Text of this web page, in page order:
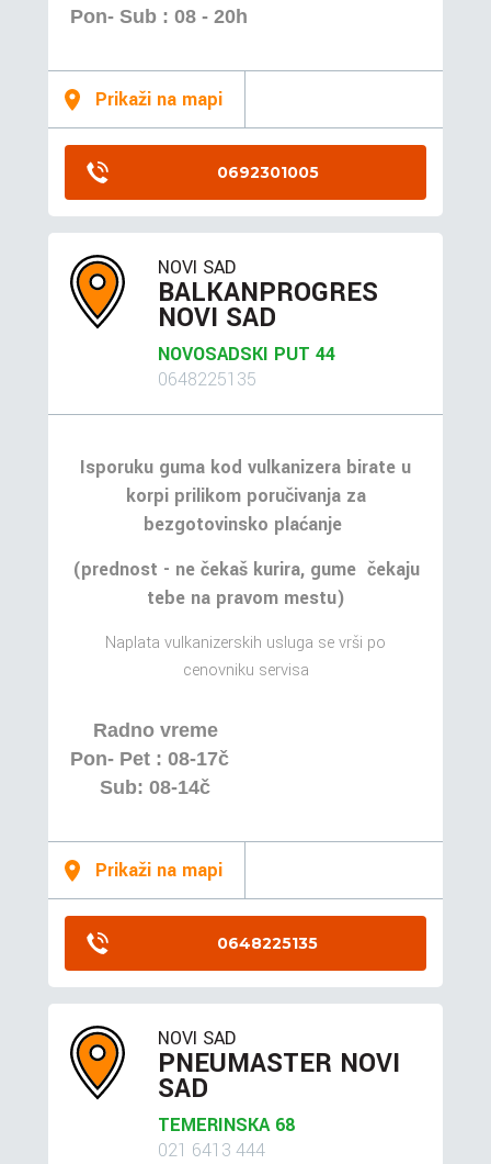
Pon- Sub : 08 - 20h
Prikaži na mapi
0692301005
NOVI SAD
BALKANPROGRES
NOVI SAD
NOVOSADSKI PUT 44
0648225135
Isporuku guma kod vulkanizera birate u
korpi prilikom poručivanja za
bezgotovinsko plaćanje
(prednost - ne čekaš kurira, gume čekaju
tebe na pravom mestu)
Naplata vulkanizerskih usluga se vrši po
cenovniku servisa
Radno vreme
Pon- Pet : 08-17č
Sub: 08-14č
Prikaži na mapi
0648225135
NOVI SAD
PNEUMASTER NOVI
SAD
TEMERINSKA 68
021 6413 444